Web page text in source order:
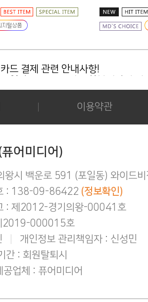
카드 결제 관련 안내사항!
다운로드 실패시 대처법 안내!!!
카드결제 결제 중 '세션만료' 문구 노
후기 작성시 화보의 사진을 공개하시
아이폰/아이패드 등 애플기기 화보집
애플(맥 IOS 및 아이폰) 다운로드 오
간편하게 결제하기!
구매 후 후기작성 방법!
이용약관
어미디어)
왕시 백운로 591 (포일동) 와이드비
: 138-09-86422 (정보확인)
: 제2012-경기의왕-00041호
2019-000015호
개인정보 관리책임자 : 신성민
간 : 회원탈퇴시
공업체 : 퓨어미디어